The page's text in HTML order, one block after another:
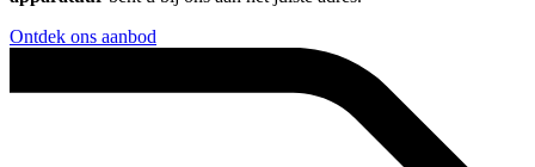
Ontdek ons aanbod